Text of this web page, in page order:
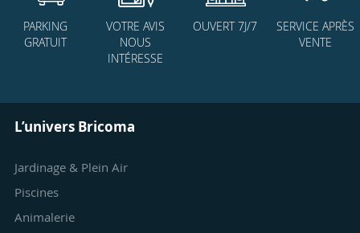
PARKING
GRATUIT
VOTRE AVIS
NOUS
INTÉRESSE
OUVERT 7J/7
SERVICE APRÈS
VENTE
L’univers Bricoma
Jardinage & Plein Air
Piscines
Animalerie